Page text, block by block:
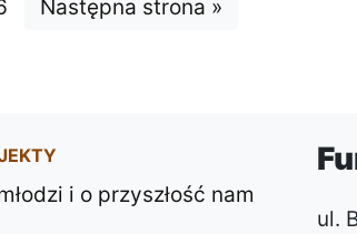
Strona:
Następna strona »
i o przyszłość nam
ul.